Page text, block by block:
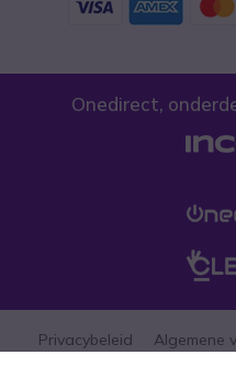
Onedirect,
Privacybeleid Algemene